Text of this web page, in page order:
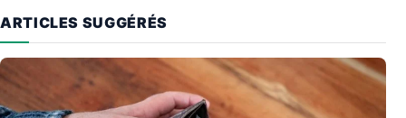
ARTICLES SUGGÉRÉS